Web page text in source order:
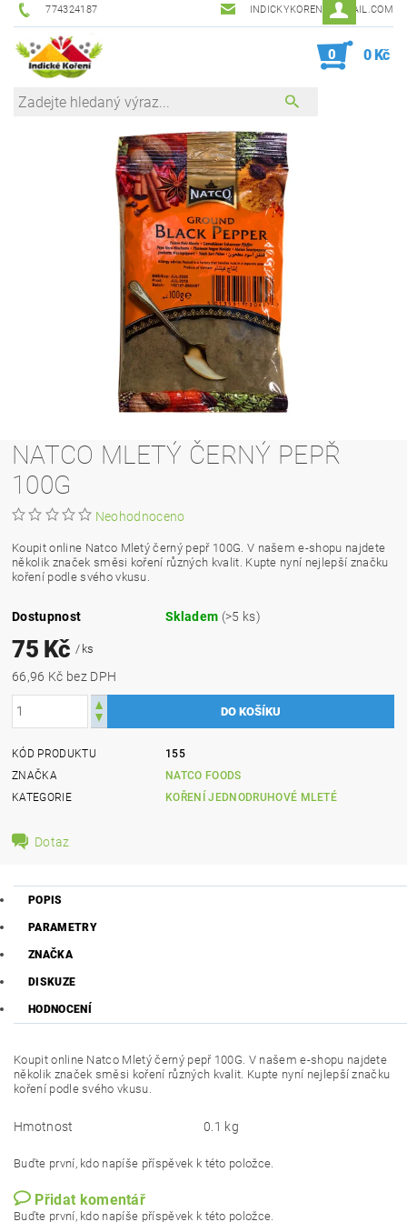
774324187 INDICKYKORENI@GMAIL.COM
0 0 Kč
NATCO MLETÝ ČERNÝ PEPŘ
100G
Neohodnoceno
Koupit online Natco Mletý černý pepř 100G. V našem e-shopu najdete
několik značek směsi koření různých kvalit. Kupte nyní nejlepší značku
koření podle svého vkusu.
Dostupnost Skladem (>5 ks)
75 Kč/ ks
66,96 Kč bez DPH
KÓD PRODUKTU
155
ZNAČKA
NATCO FOODS
KATEGORIE
KOŘENÍ JEDNODRUHOVÉ MLETÉ
Dotaz
POPIS
PARAMETRY
ZNAČKA
DISKUZE
HODNOCENÍ
Koupit online Natco Mletý černý pepř 100G. V našem e-shopu najdete
několik značek směsi koření různých kvalit. Kupte nyní nejlepší značku
koření podle svého vkusu.
Hmotnost 0.1 kg
Buďte první, kdo napíše příspěvek k této položce.
Přidat komentář
Buďte první, kdo napíše příspěvek k této položce.